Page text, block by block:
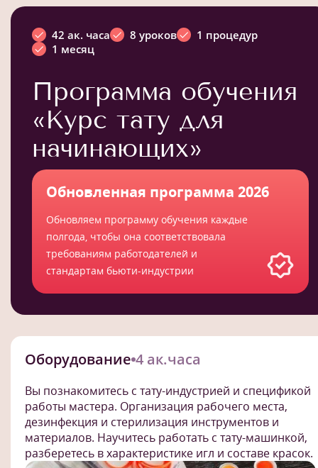
42 ак. часа 8 уроков
1 процедур
1 месяц
Программа обучения
«Курс тату для
начинающих»
Обновленная программа 2026
Обновляем программу обучения каждые
полгода, чтобы она соответствовала
требованиям работодателей и
стандартам бьюти-индустрии
Оборудование 4 ак.часа
Вы познакомитесь с тату-индустрией и спецификой
работы мастера. Организация рабочего места,
дезинфекция и стерилизация инструментов и
материалов. Научитесь работать с тату-машинкой,
разберетесь в характеристике игл и составе красок.